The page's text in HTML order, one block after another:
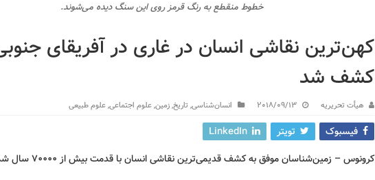
خطوط منقطع به رنگ قرمز روی این سنگ دیده می‌شوند.
کهن‌ترین نقاشی انسان در غاری در آفریقای
کشف شد
هیأت تحریریه 2018/09/13 انسان‌شناسی, تاریخ,زمین,علوم اجتماعی,علوم طبیعی
فیسبوک تویتر
LinkedIn
کرونوس – زمین‌شناسان موفق به کشف قدیمی‌ترین نقاشی انسان با قدمت بیش از ۷۰۰۰۰ سال شده‌اند.